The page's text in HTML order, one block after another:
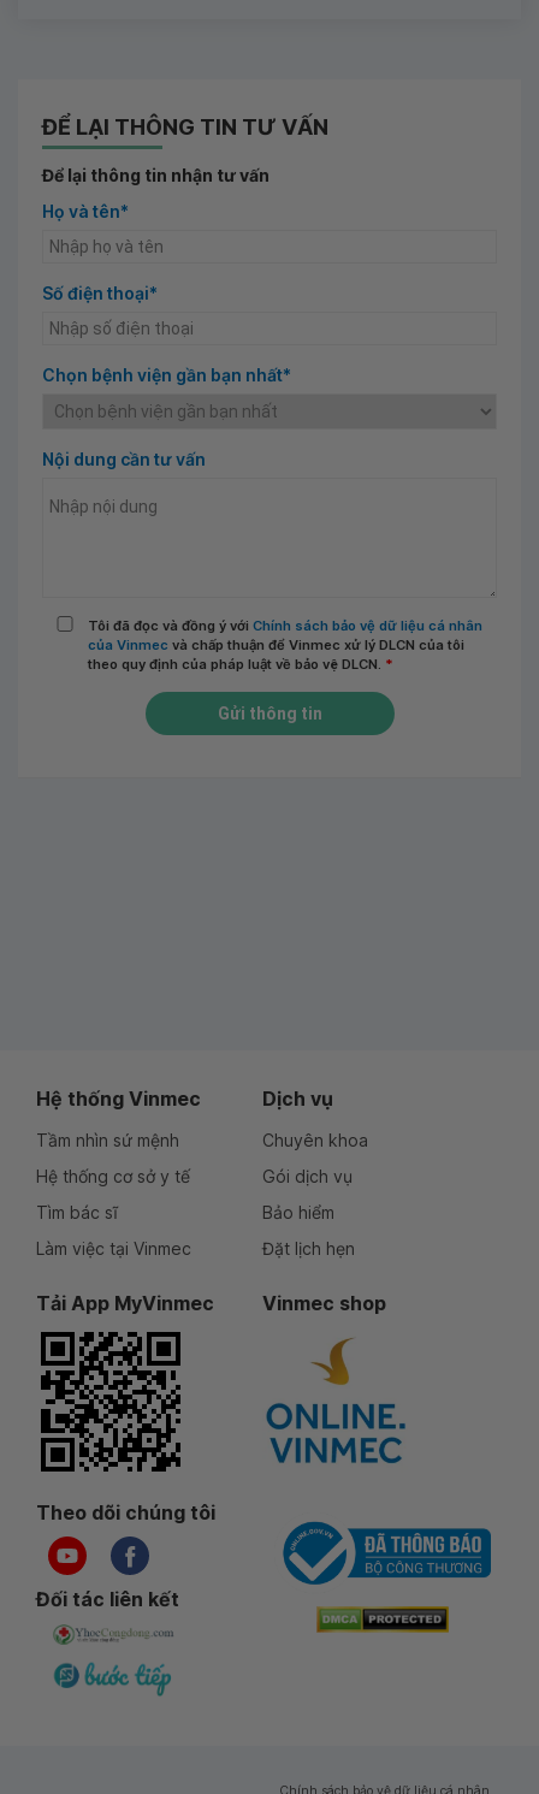
ĐỂ LẠI THÔNG TIN TƯ VẤN
Để lại thông tin nhận tư vấn
Họ và tên*
Số điện thoại*
Chọn bệnh viện gần bạn nhất*
Nội dung cần tư vấn
Tôi đã đọc và đồng ý với Chính sách bảo vệ dữ liệu cá nhân
của Vinmec và chấp thuận để Vinmec xử lý DLCN của tôi
theo quy định của pháp luật về bảo vệ DLCN. *
Gửi thông tin
Hệ thống Vinmec
Tầm nhìn sứ mệnh
Hệ thống cơ sở y tế
Tìm bác sĩ
Làm việc tại Vinmec
Dịch vụ
Chuyên khoa
Gói dịch vụ
Bảo hiểm
Đặt lịch hẹn
Tải App MyVinmec Vinmec shop
Theo dõi chúng tôi
Đối tác liên kết
Chính sách bảo vệ dữ liệu cá nhân